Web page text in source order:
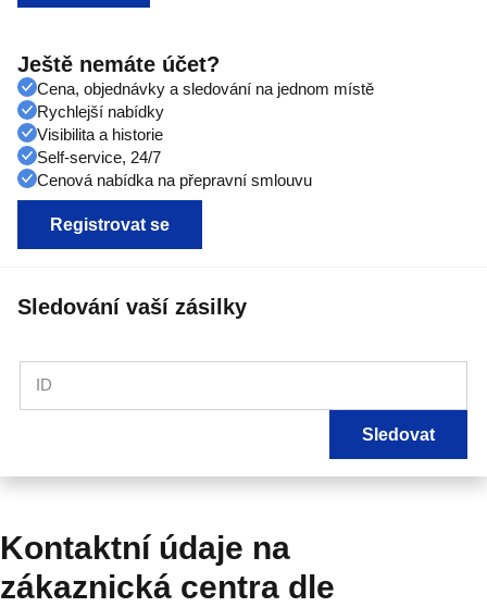
Ještě nemáte účet?
Cena, objednávky a sledování na jednom místě
Rychlejší nabídky
Visibilita a historie
Self-service, 24/7
Cenová nabídka na přepravní smlouvu
Registrovat se
Sledování vaší zásilky
ID
Sledovat
Kontaktní údaje na
zákaznická centra dle